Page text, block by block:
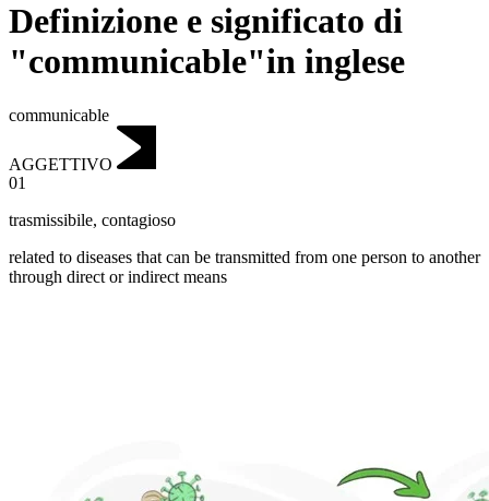
Definizione e significato di
"communicable"in inglese
communicable
AGGETTIVO
01
trasmissibile, contagioso
related to diseases that can be transmitted from one person to another
through direct or indirect means